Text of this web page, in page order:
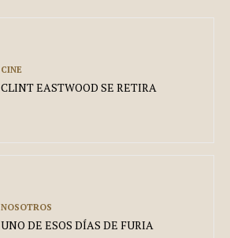
CINE
CLINT EASTWOOD SE RETIRA
NOSOTROS
UNO DE ESOS DÍAS DE FURIA